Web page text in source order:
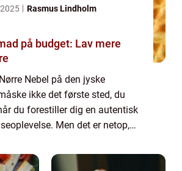
Rasmus Lindholm
på budget: Lav mere
Nebel på den jyske
ikke det første sted, du
du forestiller dig en autentisk
Men det er netop,